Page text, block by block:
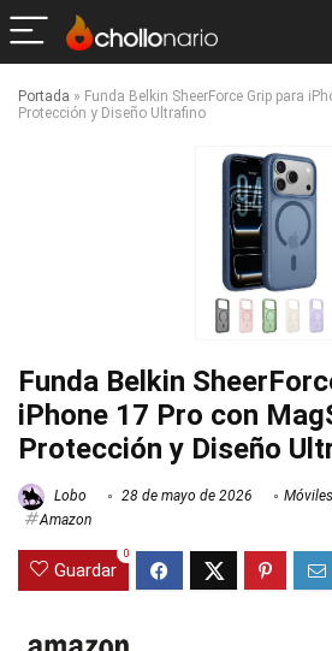
Portada » Funda Belkin SheerForce Grip para
Protección y Diseño Ultrafino
Funda Belkin
iPhone 17 Pro con
Protección y Diseño
Lobo 28 de mayo de 2026 Móviles
Amazon
Guardar
0